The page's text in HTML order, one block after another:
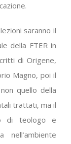
saranno il
della FTER in
di Origene,
Magno, poi il
quello della
trattati, ma il
di teologo e